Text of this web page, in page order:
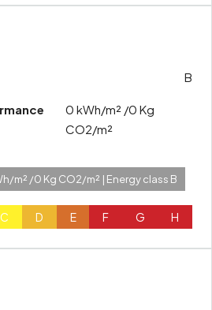
B
0 kWh/m² /0 Kg
CO2/m²
m² /0 Kg CO2/m² | Energy class B
C D E F G H